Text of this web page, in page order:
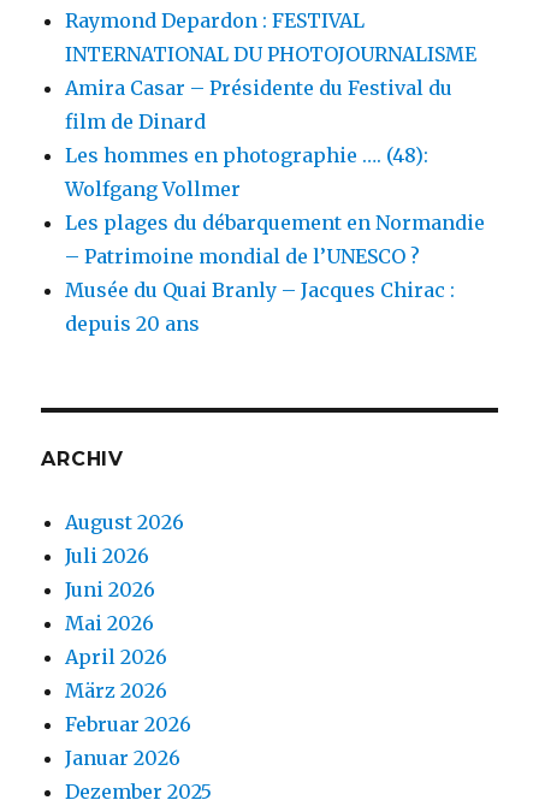
Raymond Depardon : FESTIVAL
INTERNATIONAL DU PHOTOJOURNALISME
Amira Casar – Présidente du Festival du
film de Dinard
Les hommes en photographie …. (48):
Wolfgang Vollmer
Les plages du débarquement en Normandie
– Patrimoine mondial de l’UNESCO ?
Musée du Quai Branly – Jacques Chirac :
depuis 20 ans
ARCHIV
August 2026
Juli 2026
Juni 2026
Mai 2026
April 2026
März 2026
Februar 2026
Januar 2026
Dezember 2025